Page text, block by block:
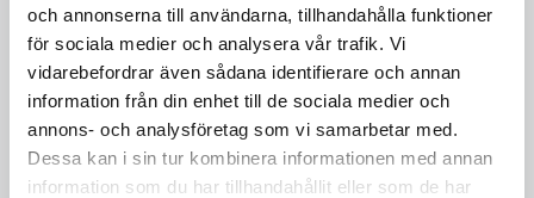
och annonserna till användarna, tillhandahålla funktioner
för sociala medier och analysera vår trafik. Vi
vidarebefordrar även sådana identifierare och annan
information från din enhet till de sociala medier och
annons- och analysföretag som vi samarbetar med.
Dessa kan i sin tur kombinera informationen med annan
information som du har tillhandahållit eller som de har
INFO@MASKINIA.SE
SOCIALA MEDIER
VIKTIGA LÄNKAR